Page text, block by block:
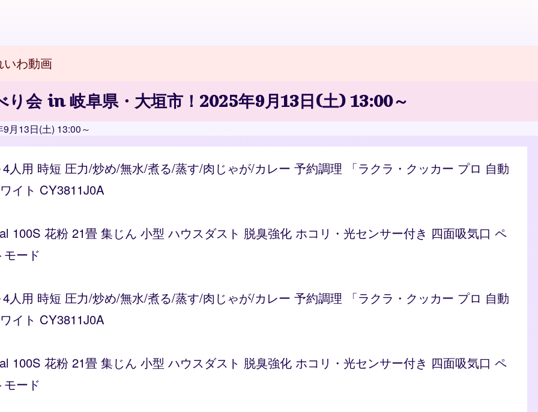
いわ動画
り会 in 岐阜県・大垣市！2025年9月13日(土) 13:00～
月13日(土) 13:00～
人用 時短 圧力/炒め/無水/煮る/蒸す/肉じゃが/カレー 予約調理 「ラクラ・クッカー プロ 自動
イト CY3811J0A
100S 花粉 21畳 集じん 小型 ハウスダスト 脱臭強化 ホコリ・光センサー付き 四面吸気口 ペ
ード
人用 時短 圧力/炒め/無水/煮る/蒸す/肉じゃが/カレー 予約調理 「ラクラ・クッカー プロ 自動
イト CY3811J0A
100S 花粉 21畳 集じん 小型 ハウスダスト 脱臭強化 ホコリ・光センサー付き 四面吸気口 ペ
ード